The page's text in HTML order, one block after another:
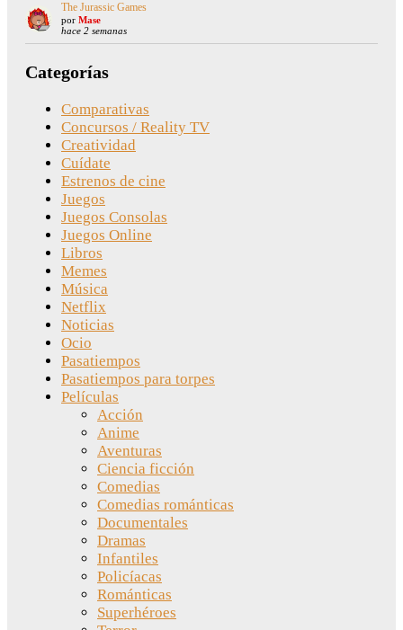
The Jurassic Games
por Mase
hace 2 semanas
Categorías
Comparativas
Concursos / Reality TV
Creatividad
Cuídate
Estrenos de cine
Juegos
Juegos Consolas
Juegos Online
Libros
Memes
Música
Netflix
Noticias
Ocio
Pasatiempos
Pasatiempos para torpes
Películas
Acción
Anime
Aventuras
Ciencia ficción
Comedias
Comedias románticas
Documentales
Dramas
Infantiles
Policíacas
Románticas
Superhéroes